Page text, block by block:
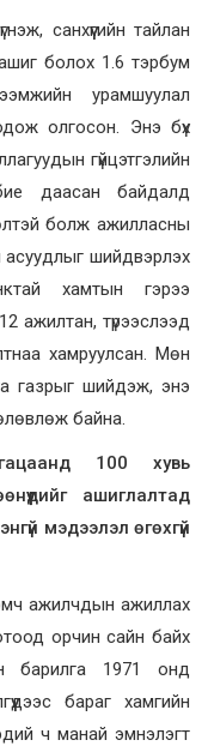
санхүүгийн тайлан
болох 1.6 тэрбум
урамшуулал
олгосон. Энэ бүх
гүйцэтгэлийн
даасан байдалд
болж ажилласны
асуудлыг шийдвэрлэх
хамтын гэрээ
ажилтан, түрээслээд
хамруулсан. Мөн
газрыг шийдэж, энэ
байна.
100 хувь
ашиглалтад
мэдээлэл өгөхгүй
эмч ажилчдын ажиллах
орчин сайн байх
барилга 1971 онд
бараг хамгийн
ч манай эмнэлэгт